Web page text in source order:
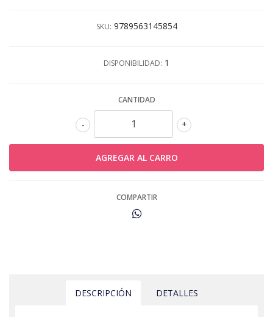
SKU: 9789563145854
DISPONIBILIDAD: 1
CANTIDAD
+
-
COMPARTIR
DESCRIPCIÓN DETALLES